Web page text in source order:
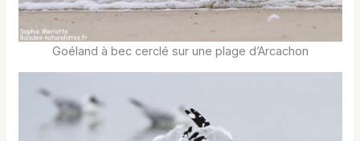
Goéland à bec cerclé sur une plage d’Arcachon